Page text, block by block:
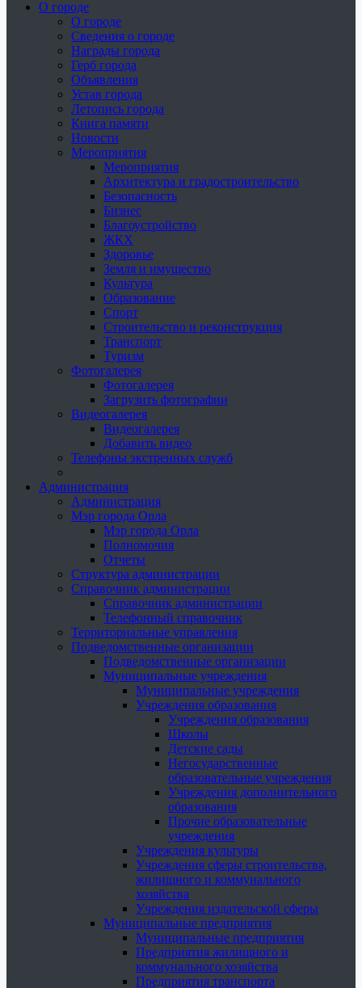
О городе
О городе
Сведения о городе
Награды города
Герб города
Объявления
Устав города
Летопись города
Книга памяти
Новости
Мероприятия
Мероприятия
Архитектура и градостроительство
Безопасность
Бизнес
Благоустройство
ЖКХ
Здоровье
Земля и имущество
Культура
Образование
Спорт
Строительство и реконструкция
Транспорт
Туризм
Фотогалерея
Фотогалерея
Загрузить фотографии
Видеогалерея
Видеогалерея
Добавить видео
Телефоны экстренных служб
Администрация
Администрация
Мэр города Орла
Мэр города Орла
Полномочия
Отчеты
Структура администрации
Справочник администрации
Справочник администрации
Телефонный справочник
Территориальные управления
Подведомственные организации
Подведомственные организации
Муниципальные учреждения
Муниципальные учреждения
Учреждения образования
Учреждения образования
Школы
Детские сады
Негосударственные
образовательные учреждения
Учреждения дополнительного
образования
Прочие образовательные
учреждения
Учреждения культуры
Учреждения сферы строительства,
жилищного и коммунального
хозяйства
Учреждения издательской сферы
Муниципальные предприятия
Муниципальные предприятия
Предприятия жилищного и
коммунального хозяйства
Предприятия транспорта